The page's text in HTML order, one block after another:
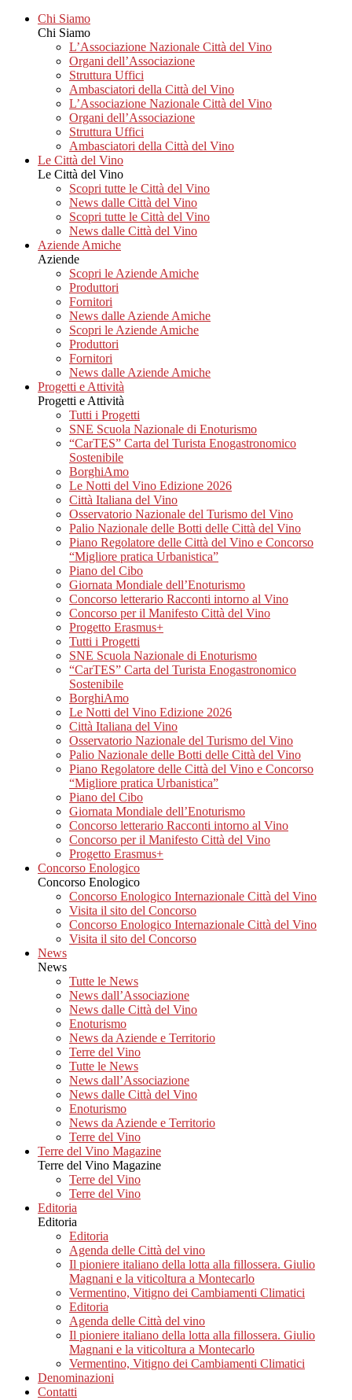
Chi Siamo
Chi Siamo
L’Associazione Nazionale Città del Vino
Organi dell’Associazione
Struttura Uffici
Ambasciatori della Città del Vino
L’Associazione Nazionale Città del Vino
Organi dell’Associazione
Struttura Uffici
Ambasciatori della Città del Vino
Le Città del Vino
Le Città del Vino
Scopri tutte le Città del Vino
News dalle Città del Vino
Scopri tutte le Città del Vino
News dalle Città del Vino
Aziende Amiche
Aziende
Scopri le Aziende Amiche
Produttori
Fornitori
News dalle Aziende Amiche
Scopri le Aziende Amiche
Produttori
Fornitori
News dalle Aziende Amiche
Progetti e Attività
Progetti e Attività
Tutti i Progetti
SNE Scuola Nazionale di Enoturismo
“CarTES” Carta del Turista Enogastronomico
Sostenibile
BorghiAmo
Le Notti del Vino Edizione 2026
Città Italiana del Vino
Osservatorio Nazionale del Turismo del Vino
Palio Nazionale delle Botti delle Città del Vino
Piano Regolatore delle Città del Vino e Concorso
“Migliore pratica Urbanistica”
Piano del Cibo
Giornata Mondiale dell’Enoturismo
Concorso letterario Racconti intorno al Vino
Concorso per il Manifesto Città del Vino
Progetto Erasmus+
Tutti i Progetti
SNE Scuola Nazionale di Enoturismo
“CarTES” Carta del Turista Enogastronomico
Sostenibile
BorghiAmo
Le Notti del Vino Edizione 2026
Città Italiana del Vino
Osservatorio Nazionale del Turismo del Vino
Palio Nazionale delle Botti delle Città del Vino
Piano Regolatore delle Città del Vino e Concorso
“Migliore pratica Urbanistica”
Piano del Cibo
Giornata Mondiale dell’Enoturismo
Concorso letterario Racconti intorno al Vino
Concorso per il Manifesto Città del Vino
Progetto Erasmus+
Concorso Enologico
Concorso Enologico
Concorso Enologico Internazionale Città del Vino
Visita il sito del Concorso
Concorso Enologico Internazionale Città del Vino
Visita il sito del Concorso
News
News
Tutte le News
News dall’Associazione
News dalle Città del Vino
Enoturismo
News da Aziende e Territorio
Terre del Vino
Tutte le News
News dall’Associazione
News dalle Città del Vino
Enoturismo
News da Aziende e Territorio
Terre del Vino
Terre del Vino Magazine
Terre del Vino Magazine
Terre del Vino
Terre del Vino
Editoria
Editoria
Editoria
Agenda delle Città del vino
Il pioniere italiano della lotta alla fillossera. Giulio
Magnani e la viticoltura a Montecarlo
Vermentino, Vitigno dei Cambiamenti Climatici
Editoria
Agenda delle Città del vino
Il pioniere italiano della lotta alla fillossera. Giulio
Magnani e la viticoltura a Montecarlo
Vermentino, Vitigno dei Cambiamenti Climatici
Denominazioni
Contatti